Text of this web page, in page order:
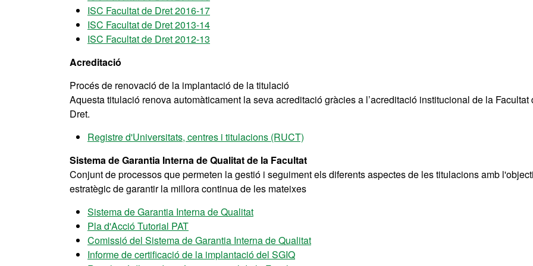
ISC Facultat de Dret 2016-17
ISC Facultat de Dret 2013-14
ISC Facultat de Dret 2012-13
Acreditació
Procés de renovació de la implantació de la titulació
Aquesta titulació renova automàticament la seva acreditació gràcies a l’acreditació institucional de la Facultat
Dret.
Registre d'Universitats, centres i titulacions (RUCT)
Sistema de Garantia Interna de Qualitat de la Facultat
Conjunt de processos que permeten la gestió i seguiment els diferents aspectes de les titulacions amb
estratègic de garantir la millora continua de les mateixes
Sistema de Garantia Interna de Qualitat
Pla d'Acció Tutorial PAT
Comissió del Sistema de Garantia Interna de Qualitat
Informe de certificació de la implantació del SGIQ